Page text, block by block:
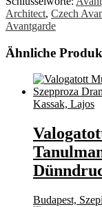
Architect, Czech
Avantgarde
Ähnliche
Kassak, Lajos
Budapest,